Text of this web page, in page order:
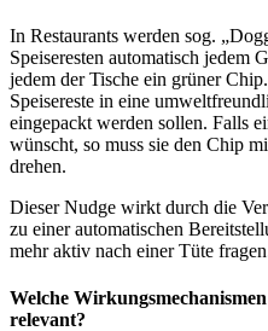
In Restaurants werden sog.
Speiseresten automatisch jedem
jedem der Tische ein grüner
Speisereste in eine
eingepackt werden sollen. Falls
wünscht, so muss sie den Chip
drehen.
Dieser Nudge wirkt durch die
zu einer automatischen
mehr aktiv nach einer Tüte
Welche
relevant?